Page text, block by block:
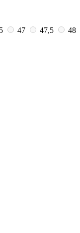
47 47,5 48